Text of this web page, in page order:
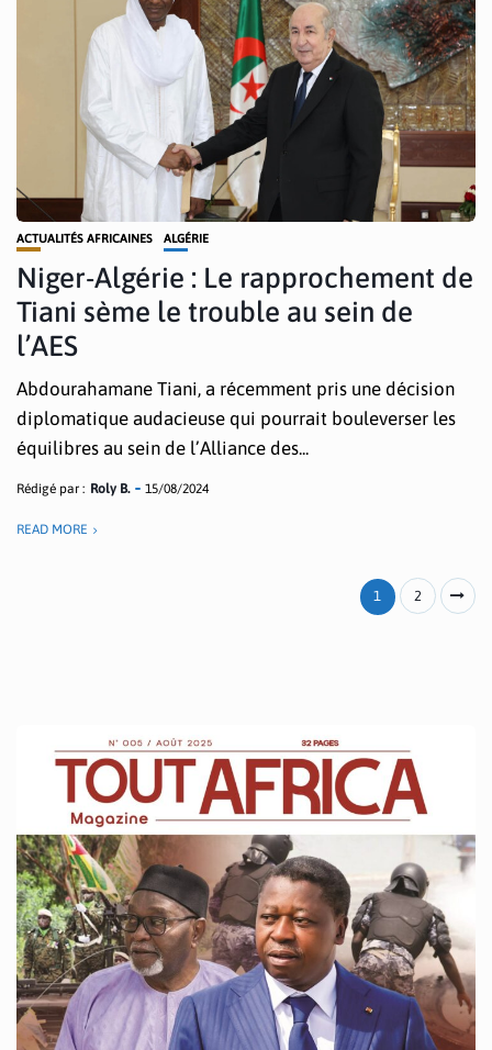
ACTUALITÉS AFRICAINES ALGÉRIE
Niger-Algérie : Le rapprochement de
Tiani sème le trouble au sein de
l’AES
Abdourahamane Tiani, a récemment pris une décision
diplomatique audacieuse qui pourrait bouleverser les
équilibres au sein de l’Alliance des...
Rédigé par : Roly B. 15/08/2024
READ MORE
1 2